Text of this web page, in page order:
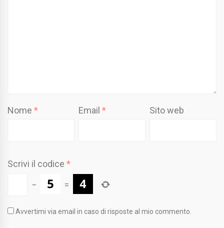
Nome * Email* Sito web
Scrivi il codice *
−
=
Avvertimi via email in caso di risposte al mio commento.